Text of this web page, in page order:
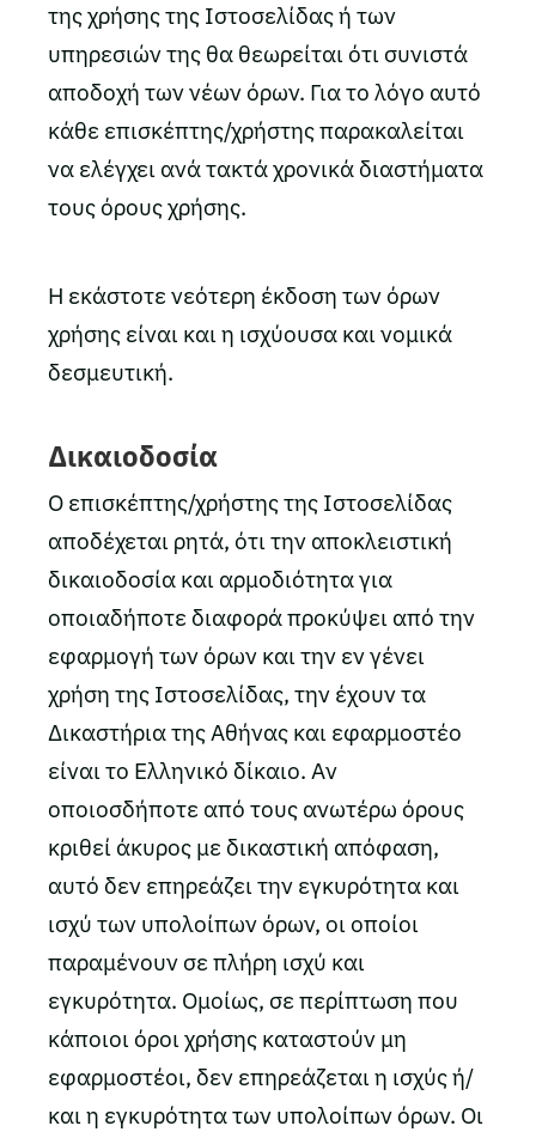
της χρήσης της Ιστοσελίδας ή των
υπηρεσιών της θα θεωρείται ότι συνιστά
αποδοχή των νέων όρων. Για το λόγο αυτό
κάθε επισκέπτης/χρήστης παρακαλείται
να ελέγχει ανά τακτά χρονικά διαστήματα
τους όρους χρήσης.
Η εκάστοτε νεότερη έκδοση των όρων
χρήσης είναι και η ισχύουσα και νομικά
δεσμευτική.
Δικαιοδοσία
Ο επισκέπτης/χρήστης της Ιστοσελίδας
αποδέχεται ρητά, ότι την αποκλειστική
δικαιοδοσία και αρμοδιότητα για
οποιαδήποτε διαφορά προκύψει από την
εφαρμογή των όρων και την εν γένει
χρήση της Ιστοσελίδας, την έχουν τα
Δικαστήρια της Αθήνας και εφαρμοστέο
είναι το Ελληνικό δίκαιο. Αν
οποιοσδήποτε από τους ανωτέρω όρους
κριθεί άκυρος με δικαστική απόφαση,
αυτό δεν επηρεάζει την εγκυρότητα και
ισχύ των υπολοίπων όρων, οι οποίοι
παραμένουν σε πλήρη ισχύ και
εγκυρότητα. Ομοίως, σε περίπτωση που
κάποιοι όροι χρήσης καταστούν μη
εφαρμοστέοι, δεν επηρεάζεται η ισχύς ή/
και η εγκυρότητα των υπολοίπων όρων. Οι